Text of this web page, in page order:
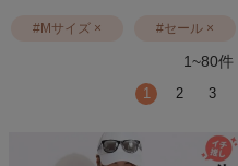
#Mサイズ × #セール ×
1~80件
1 2 3